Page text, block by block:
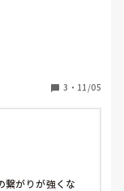
という。
からないです💦
ど教えてくださ
3 ・ 11/05
繋がりが強くな